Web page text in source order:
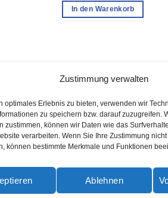
Zustimmung verwalten
optimales Erlebnis zu bieten, verwenden wir
zu speichern bzw. darauf zuzugreifen.
zustimmen, können wir Daten wie das
verarbeiten. Wenn Sie Ihre Zustimmung
können bestimmte Merkmale und Funktionen
Ablehnen
war:
14,08 €
In den Warenkorb
PayPal